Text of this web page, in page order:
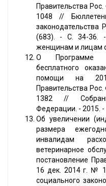
Правительства
1048 //
(683). - С. 34-36.
женщинам и лицам
О Программе
бесплатного
помощи на
Правительства
1382 //
Федерации. - 2015. -
Об увеличении
размера
инвалидам
ветеринарное
постановление
16 дек. 2014 г. №
социального